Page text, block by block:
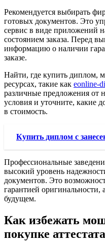
Рекомендуется выбирать
готовых документов. Это
сервис в виде приложений
состоянием заказа. Перед
информацию о наличии
заказе.
Найти, где купить диплом,
ресурсах, такие как eonline-
различные предложения от
условия и уточните, какие
в стоимость.
Купить диплом с
Профессиональные
высокий уровень
документов. Это
гарантией оригинальности,
будущем.
Как избежать
покупке